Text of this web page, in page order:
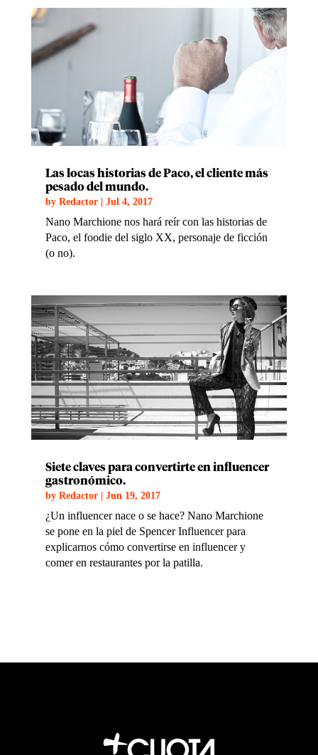
Las locas historias de Paco, el cliente más
pesado del mundo.
by Redactor| Jul 4, 2017
Nano Marchione nos hará reír con las historias de
Paco, el foodie del siglo XX, personaje de ficción
(o no).
Siete claves para convertirte en influencer
gastronómico.
by Redactor| Jun 19, 2017
¿Un influencer nace o se hace? Nano Marchione
se pone en la piel de Spencer Influencer para
explicarnos cómo convertirse en influencer y
comer en restaurantes por la patilla.